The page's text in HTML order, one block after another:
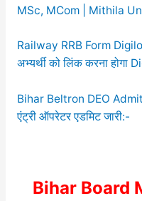
MSc, MCom | Mithila
Railway RRB Form
अभ्यर्थी को लिंक करना होगा
Bihar Beltron DEO Admit
एंट्री ऑपरेटर एडमिट जारी:-
Bihar Board